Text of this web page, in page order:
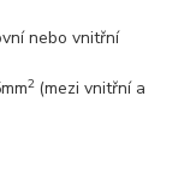
nebo vnitřní
2 (mezi vnitřní a